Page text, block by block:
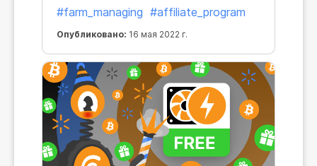
#farm_managing #affiliate_program
Опубликовано: 16 мая 2022 г.